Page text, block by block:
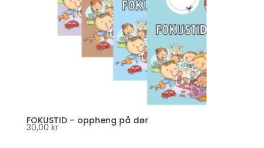
FOKUSTID – oppheng på dør
30,00kr